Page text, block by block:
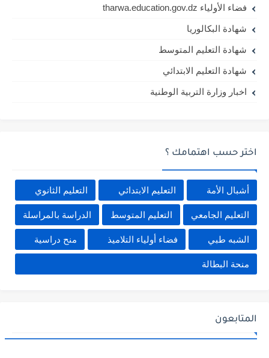
فضاء الأولياء tharwa.education.gov.dz
شهادة البكالوريا
شهادة التعليم المتوسط
شهادة التعليم الابتدائي
اخبار وزارة التربية الوطنية
اختر حسب اهتمامك ؟
أشبال الأمة التعليم الابتدائي التعليم الثانوي
التعليم الجامعي التعليم المتوسط الدراسة بالمراسلة
الشبه طبي فضاء أولياء التلاميذ منح دراسية
منحة البطالة
المتابعون